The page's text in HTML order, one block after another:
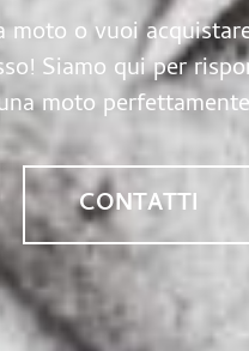
moto o vuoi
Siamo qui per
moto
CONTATTI